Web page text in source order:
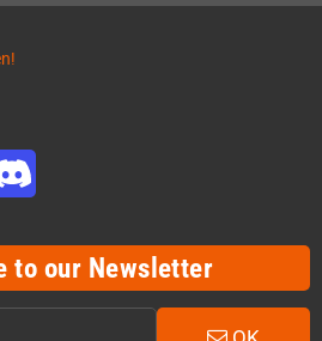
to our Newsletter